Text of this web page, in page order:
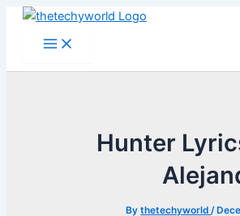
Skip
Main
Menu
Hunter
Bythetechyworld/